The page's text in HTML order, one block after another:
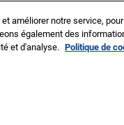
améliorer notre service,
également des
et d'analyse. Politique de